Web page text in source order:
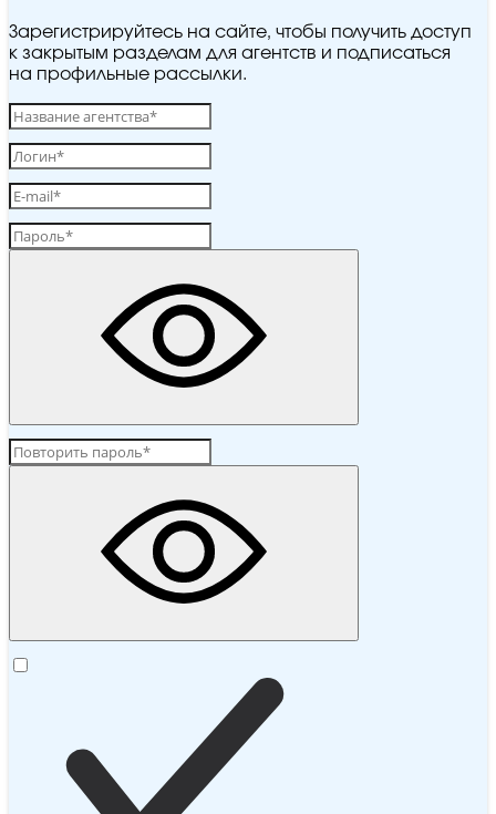
Зарегистрируйтесь на сайте, чтобы получить доступ
к закрытым разделам для агентств и подписаться
на профильные рассылки.